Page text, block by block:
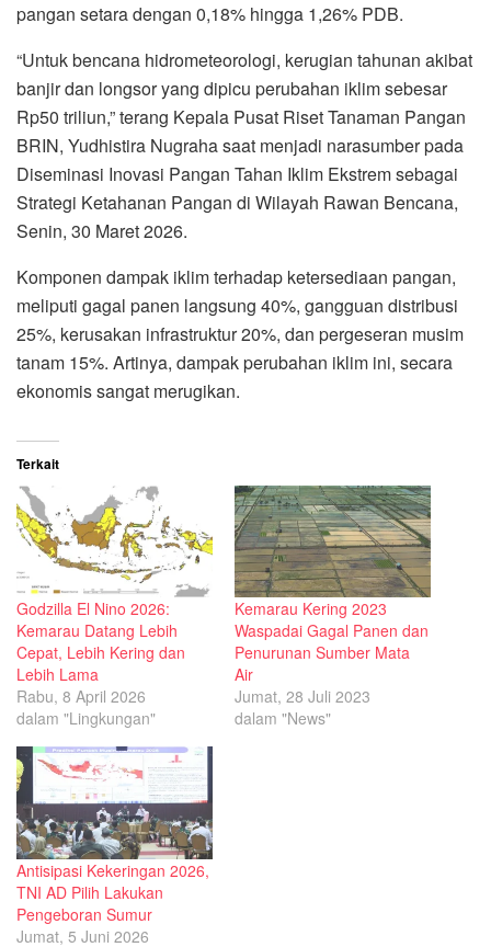
pangan setara dengan 0,18% hingga 1,26% PDB.
“Untuk bencana hidrometeorologi, kerugian tahunan akibat
banjir dan longsor yang dipicu perubahan iklim sebesar
Rp50 triliun,” terang Kepala Pusat Riset Tanaman Pangan
BRIN, Yudhistira Nugraha saat menjadi narasumber pada
Diseminasi Inovasi Pangan Tahan Iklim Ekstrem sebagai
Strategi Ketahanan Pangan di Wilayah Rawan Bencana,
Senin, 30 Maret 2026.
Komponen dampak iklim terhadap ketersediaan pangan,
meliputi gagal panen langsung 40%, gangguan distribusi
25%, kerusakan infrastruktur 20%, dan pergeseran musim
tanam 15%. Artinya, dampak perubahan iklim ini, secara
ekonomis sangat merugikan.
Terkait
Godzilla El Nino 2026:
Kemarau Datang Lebih
Cepat, Lebih Kering dan
Lebih Lama
Rabu, 8 April 2026
dalam "Lingkungan"
Kemarau Kering 2023
Waspadai Gagal Panen dan
Penurunan Sumber Mata
Air
Jumat, 28 Juli 2023
dalam "News"
Antisipasi Kekeringan 2026,
TNI AD Pilih Lakukan
Pengeboran Sumur
Jumat, 5 Juni 2026